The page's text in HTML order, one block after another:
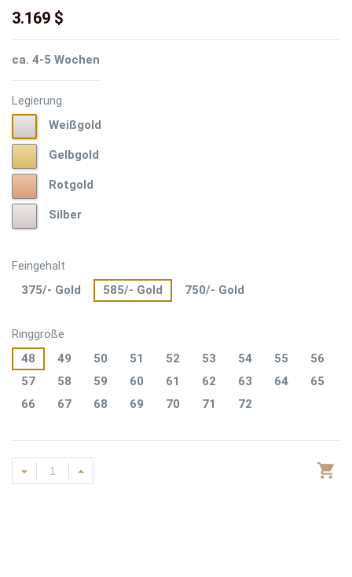
3.169 $
ca. 4-5 Wochen
Legierung
WeißgoldWeißgold
GelbgoldGelbgold
RotgoldRotgold
Silber
Feingehalt
375/- Gold
585/- Gold 750/- Gold
Ringgröße
48
49 50 51 52 53 54 55
56
57
58 59 60 61 62 63 64
65
66
67 68 69 70 71 72